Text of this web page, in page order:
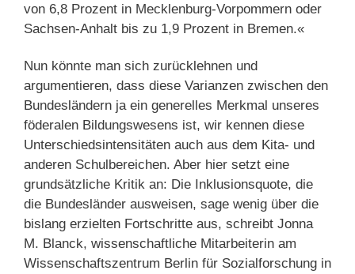
von 6,8 Prozent in Mecklenburg-Vorpommern oder
Sachsen-Anhalt bis zu 1,9 Prozent in Bremen.«
Nun könnte man sich zurücklehnen und
argumentieren, dass diese Varianzen zwischen den
Bundesländern ja ein generelles Merkmal unseres
föderalen Bildungswesens ist, wir kennen diese
Unterschiedsintensitäten auch aus dem Kita- und
anderen Schulbereichen. Aber hier setzt eine
grundsätzliche Kritik an: Die Inklusionsquote, die
die Bundesländer ausweisen, sage wenig über die
bislang erzielten Fortschritte aus, schreibt Jonna
M. Blanck, wissenschaftliche Mitarbeiterin am
Wissenschaftszentrum Berlin für Sozialforschung in